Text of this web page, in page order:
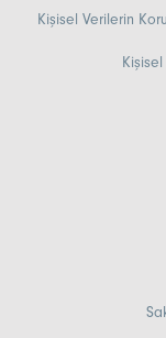
Kişisel Verilerin